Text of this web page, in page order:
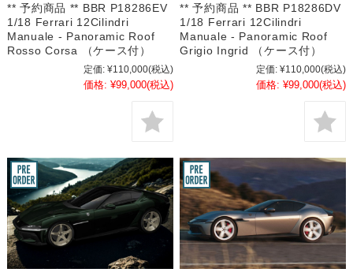
** 予約商品 ** BBR P18286EV
1/18 Ferrari 12Cilindri
Manuale - Panoramic Roof
Rosso Corsa （ケース付）
定価: ¥110,000(税込)
価格: ¥99,000(税込)
** 予約商品 ** BBR P18286DV
1/18 Ferrari 12Cilindri
Manuale - Panoramic Roof
Grigio Ingrid （ケース付）
定価: ¥110,000(税込)
価格: ¥99,000(税込)